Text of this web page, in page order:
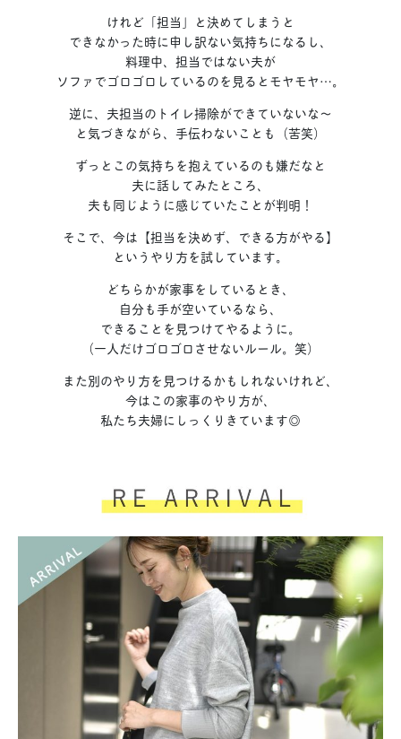
けれど「担当」と決めてしまうと
できなかった時に申し訳ない気持ちになるし、
料理中、担当ではない夫が
ソファでゴロゴロしているのを見るとモヤモヤ…。
逆に、夫担当のトイレ掃除ができていないな〜
と気づきながら、手伝わないことも（苦笑）
ずっとこの気持ちを抱えているのも嫌だなと
夫に話してみたところ、
夫も同じように感じていたことが判明！
そこで、今は【担当を決めず、できる方がやる】
というやり方を試しています。
どちらかが家事をしているとき、
自分も手が空いているなら、
できることを見つけてやるように。
（一人だけゴロゴロさせないルール。笑）
また別のやり方を見つけるかもしれないけれど、
今はこの家事のやり方が、
私たち夫婦にしっくりきています◎